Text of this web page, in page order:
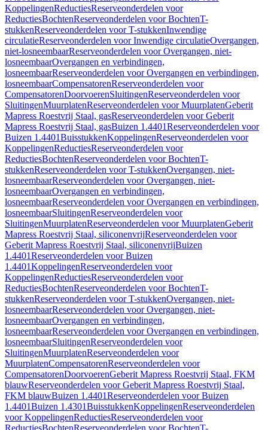
KoppelingenReductiesReserveonderdelen voor
ReductiesBochtenReserveonderdelen voor BochtenT-
stukkenReserveonderdelen voor T-stukkenInwendige
circulatieReserveonderdelen voor Inwendige circulatieOvergangen,
niet-losneembaarReserveonderdelen voor Overgangen, niet-
losneembaarOvergangen en verbindingen,
losneembaarReserveonderdelen voor Overgangen en verbindingen,
losneembaarCompensatorenReserveonderdelen voor
CompensatorenDoorvoerenSluitingenReserveonderdelen voor
SluitingenMuurplatenReserveonderdelen voor MuurplatenGeberit
Mapress Roestvrij Staal, gasReserveonderdelen voor Geberit
Mapress Roestvrij Staal, gasBuizen 1.4401Reserveonderdelen voor
Buizen 1.4401BuisstukkenKoppelingenReserveonderdelen voor
KoppelingenReductiesReserveonderdelen voor
ReductiesBochtenReserveonderdelen voor BochtenT-
stukkenReserveonderdelen voor T-stukkenOvergangen, niet-
losneembaarReserveonderdelen voor Overgangen, niet-
losneembaarOvergangen en verbindingen,
losneembaarReserveonderdelen voor Overgangen en verbindingen,
losneembaarSluitingenReserveonderdelen voor
SluitingenMuurplatenReserveonderdelen voor MuurplatenGeberit
Mapress Roestvrij Staal, siliconenvrijReserveonderdelen voor
Geberit Mapress Roestvrij Staal, siliconenvrijBuizen
1.4401Reserveonderdelen voor Buizen
1.4401KoppelingenReserveonderdelen voor
KoppelingenReductiesReserveonderdelen voor
ReductiesBochtenReserveonderdelen voor BochtenT-
stukkenReserveonderdelen voor T-stukkenOvergangen, niet-
losneembaarReserveonderdelen voor Overgangen, niet-
losneembaarOvergangen en verbindingen,
losneembaarReserveonderdelen voor Overgangen en verbindingen,
losneembaarSluitingenReserveonderdelen voor
SluitingenMuurplatenReserveonderdelen voor
MuurplatenCompensatorenReserveonderdelen voor
CompensatorenDoorvoerenGeberit Mapress Roestvrij Staal, FKM
blauwReserveonderdelen voor Geberit Mapress Roestvrij Staal,
FKM blauwBuizen 1.4401Reserveonderdelen voor Buizen
1.4401Buizen 1.4301BuisstukkenKoppelingenReserveonderdelen
voor KoppelingenReductiesReserveonderdelen voor
ReductiesBochtenReserveonderdelen voor BochtenT-